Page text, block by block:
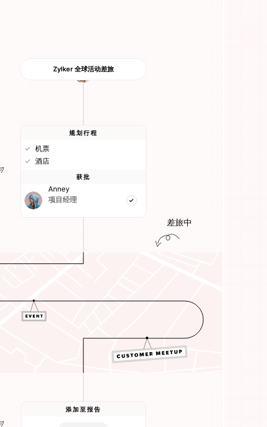
差旅中
Zylker 全球活动差旅
规划行程
✓ 机票
✓ 酒店
获批
Anney
项目经理
添加至报告